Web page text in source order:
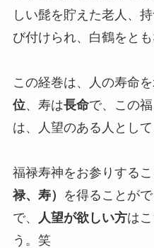
しい髭を貯えた老人、
び付けられ、白鶴をとも
この経巻は、人の寿命
位、寿は長命で、この
は、人望のある人とし
福禄寿神をお参りするこ
禄、寿）
を得ることが
で、
人望が欲しい方は
う。笑